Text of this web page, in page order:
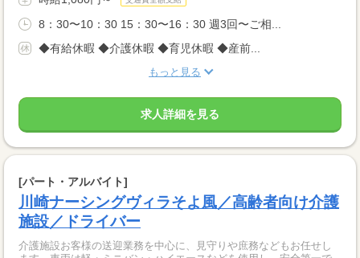
8：30〜10：30 15：30〜16：30 週3回〜ご相...
◆有給休暇 ◆介護休暇 ◆育児休暇 ◆産前...
もっと見る
求人詳細を見る
[パート・アルバイト]
川崎ナーシングヴィラそよ風／高齢者向け介護
施設／ドライバー
介護施設お客様の送迎業務を中心に、見守りや庶務などもお任せし